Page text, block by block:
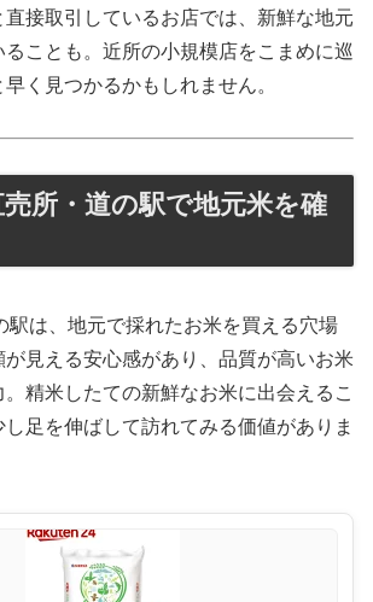
接取引しているお店では、新鮮な地元
ことも。近所の小規模店をこまめに巡
く見つかるかもしれません。
所・道の駅で地元米を確
駅は、地元で採れたお米を買える穴場
見える安心感があり、品質が高いお米
精米したての新鮮なお米に出会えるこ
足を伸ばして訪れてみる価値がありま